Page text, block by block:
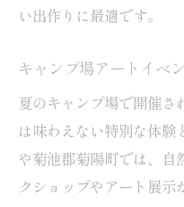
子供も参加で
アウトドア体験を
アウトドアと
ンプ場体験
キャンプ場の
ト紹介
い出作りに最適です。
キャンプ場アートイベ
夏のキャンプ場で開催さ
は味わえない特別な体験
や菊池郡菊陽町では、自
クショップやアート展示